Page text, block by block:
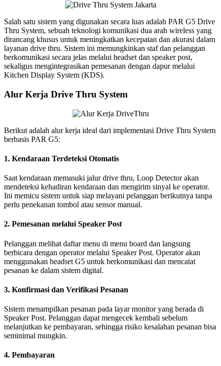
Salah satu sistem yang digunakan secara luas adalah PAR G5 Drive
Thru System, sebuah teknologi komunikasi dua arah wireless yang
dirancang khusus untuk meningkatkan kecepatan dan akurasi dalam
layanan drive thru. Sistem ini memungkinkan staf dan pelanggan
berkomunikasi secara jelas melalui headset dan speaker post,
sekaligus mengintegrasikan pemesanan dengan dapur melalui
Kitchen Display System (KDS).
Alur Kerja Drive Thru System
Berikut adalah alur kerja ideal dari implementasi Drive Thru System
berbasis PAR G5:
1. Kendaraan Terdeteksi Otomatis
Saat kendaraan memasuki jalur drive thru, Loop Detector akan
mendeteksi kehadiran kendaraan dan mengirim sinyal ke operator.
Ini memicu sistem untuk siap melayani pelanggan berikutnya tanpa
perlu penekanan tombol atau sensor manual.
2. Pemesanan melalui Speaker Post
Pelanggan melihat daftar menu di menu board dan langsung
berbicara dengan operator melalui Speaker Post. Operator akan
menggunakan headset G5 untuk berkomunikasi dan mencatat
pesanan ke dalam sistem digital.
3. Konfirmasi dan Verifikasi Pesanan
Sistem menampilkan pesanan pada layar monitor yang berada di
Speaker Post. Pelanggan dapat mengecek kembali sebelum
melanjutkan ke pembayaran, sehingga risiko kesalahan pesanan bisa
seminimal mungkin.
4. Pembayaran